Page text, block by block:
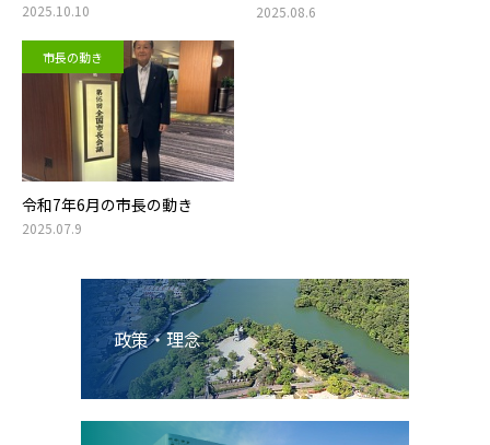
2025.10.10 2025.08.6
市長の動き
令和7年6月の市長の動き
2025.07.9
政策・理念